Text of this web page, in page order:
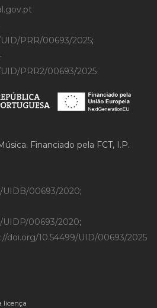
PRR/00693/2025;
PRR2/00693/2025
Financiado pela FCT, I.P.
UIDB/00693/2020;
UIDP/00693/2020;
doi.org/10.54499/UID/00693/2025
licença